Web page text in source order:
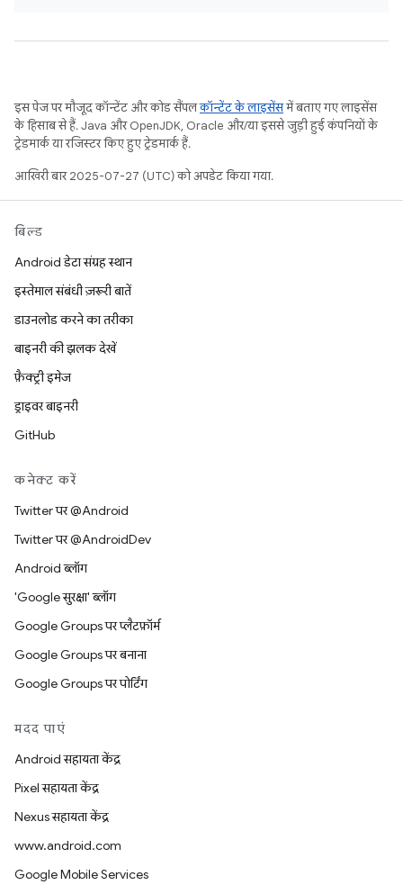
इस पेज पर मौजूद कॉन्टेंट और कोड सैंपलकॉन्टेंट के लाइसेंसमें बताए गए लाइसेंस
के हिसाब से हैं. Java और OpenJDK, Oracle और/या इससे जुड़ी हुई कंपनियों के
ट्रेडमार्क या रजिस्टर किए हुए ट्रेडमार्क हैं.
आखिरी बार 2025-07-27 (UTC) को अपडेट किया गया.
बिल्ड
Android डेटा संग्रह स्थान
इस्तेमाल संबंधी ज़रूरी बातें
डाउनलोड करने का तरीका
बाइनरी की झलक देखें
फ़ैक्ट्री इमेज
ड्राइवर बाइनरी
GitHub
कनेक्ट करें
Twitter पर @Android
Twitter पर @AndroidDev
Android ब्लॉग
'Google सुरक्षा' ब्लॉग
Google Groups पर प्लैटफ़ॉर्म
Google Groups पर बनाना
Google Groups पर पोर्टिंग
मदद पाएं
Android सहायता केंद्र
Pixel सहायता केंद्र
Nexus सहायता केंद्र
www.android.com
Google Mobile Services